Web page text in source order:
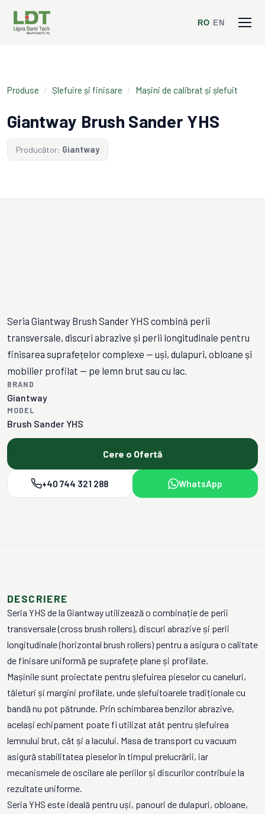
RO EN
Produse / Șlefuire și finisare / Mașini de calibrat și șlefuit
Giantway Brush Sander YHS
Producător: Giantway
Seria Giantway Brush Sander YHS combină perii
transversale, discuri abrazive și perii longitudinale pentru
finisarea suprafețelor complexe — uși, dulapuri, obloane și
mobilier profilat — pe lemn brut sau cu lac.
BRAND
Giantway
MODEL
Brush Sander YHS
Cere o Ofertă
+40 744 321 288 WhatsApp
DESCRIERE
Seria YHS de la Giantway utilizează o combinație de perii
transversale (cross brush rollers), discuri abrazive și perii
longitudinale (horizontal brush rollers) pentru a asigura o calitate
de finisare uniformă pe suprafețe plane și profilate.
Mașinile sunt proiectate pentru șlefuirea pieselor cu caneluri,
tăieturi și margini profilate, unde șlefuitoarele tradiționale cu
bandă nu pot pătrunde. Prin schimbarea benzilor abrazive,
același echipament poate fi utilizat atât pentru șlefuirea
lemnului brut, cât și a lacului. Masa de transport cu vacuum
asigură stabilitatea pieselor în timpul prelucrării, iar
mecanismele de oscilare ale periilor și discurilor contribuie la
rezultate uniforme.
Seria YHS este ideală pentru uși, panouri de dulapuri, obloane,